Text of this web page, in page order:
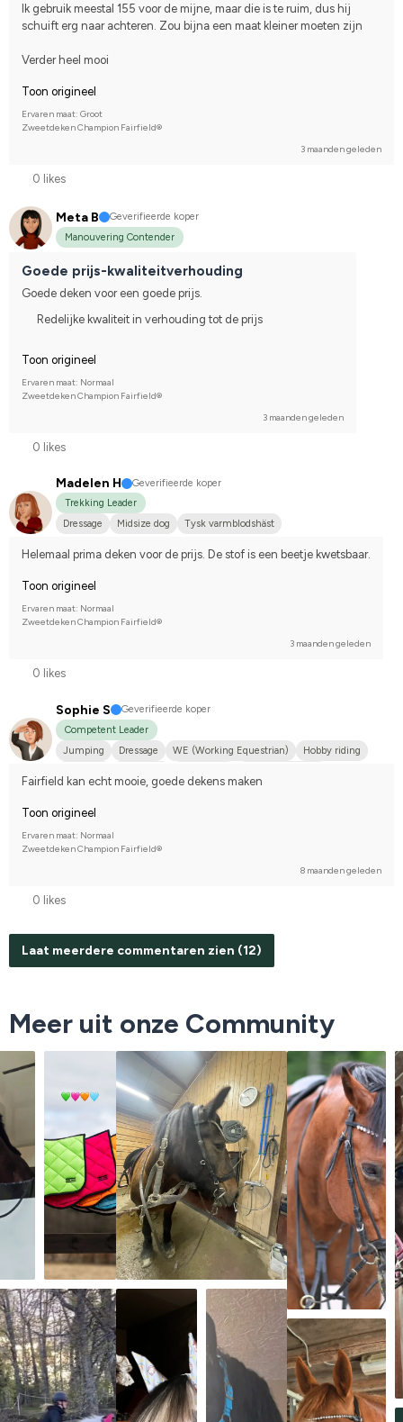
Ik gebruik meestal 155 voor de mijne, maar die is te ruim, dus hij
schuift erg naar achteren. Zou bijna een maat kleiner moeten zijn
Verder heel mooi
Toon origineel
Ervaren maat: Groot
Zweetdeken Champion Fairfield®
3 maanden geleden
0 likes
Meta B
Geverifieerde koper
Manouvering Contender
Goede prijs-kwaliteitverhouding
Goede deken voor een goede prijs.
Redelijke kwaliteit in verhouding tot de prijs
Toon origineel
Ervaren maat: Normaal
Zweetdeken Champion Fairfield®
3 maanden geleden
0 likes
Madelen H
Geverifieerde koper
Trekking Leader
Dressage
Midsize dog Tysk varmblodshäst
Helemaal prima deken voor de prijs. De stof is een beetje kwetsbaar.
Toon origineel
Ervaren maat: Normaal
Zweetdeken Champion Fairfield®
3 maanden geleden
0 likes
Sophie S
Geverifieerde koper
Competent Leader
Jumping
Dressage WE (Working Equestrian)
Hobby riding
Fairfield kan echt mooie, goede dekens maken
Toon origineel
Ervaren maat: Normaal
Zweetdeken Champion Fairfield®
8 maanden geleden
0 likes
Laat meerdere commentaren zien (12)
Meer uit onze Community